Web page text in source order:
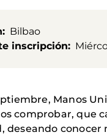
Bilbao
inscripción
Manos
comprobar, que
deseando conocer